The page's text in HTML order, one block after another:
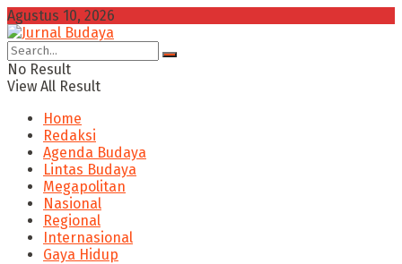
Agustus 10, 2026
No Result
View All Result
Home
Redaksi
Agenda Budaya
Lintas Budaya
Megapolitan
Nasional
Regional
Internasional
Gaya Hidup